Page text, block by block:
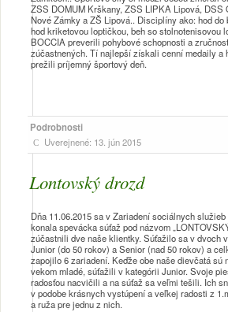
ZSS DOMUM Krškany, ZSS LIPKA Lipová, DSS
Nové Zámky a ZŠ Lipová.. Disciplíny ako: hod do
hod kriketovou loptičkou, beh so stolnotenisovou
BOCCIA preverili pohybové schopnosti a
zúčastnených. Tí najlepší získali cenní medaily a
prežili príjemný športový deň.
Podrobnosti
Uverejnené: 13. jún 2015
Lontovský drozd
Dňa 11.06.2015 sa v Zariadení sociálnych služieb
konala spevácka súťaž pod názvom
zúčastnili dve naše klientky. Súťažilo sa v dvoch
Junior (do 50 rokov) a Senior (nad 50 rokov) a
zapojilo 6 zariadení. Keďže obe naše dievčatá sú
vekom mladé, súťažili v kategórii Junior. Svoje
radosťou nacvičili a na súťaž sa veľmi tešili. Ich
v podobe krásnych vystúpení a veľkej radosti z
a ruža pre jednu z nich.